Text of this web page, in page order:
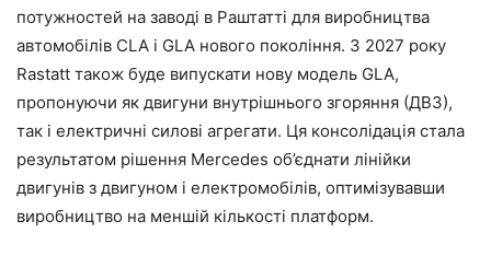
потужностей на заводі в Раштатті для виробництва
автомобілів CLA і GLA нового покоління. З 2027 року
Rastatt також буде випускати нову модель GLA,
пропонуючи як двигуни внутрішнього згоряння (ДВЗ),
так і електричні силові агрегати. Ця консолідація стала
результатом рішення Mercedes об’єднати лінійки
двигунів з двигуном і електромобілів, оптимізувавши
виробництво на меншій кількості платформ.